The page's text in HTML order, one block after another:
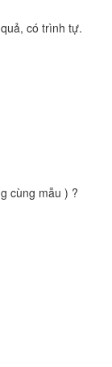
có trình tự.
cùng mẫu ) ?